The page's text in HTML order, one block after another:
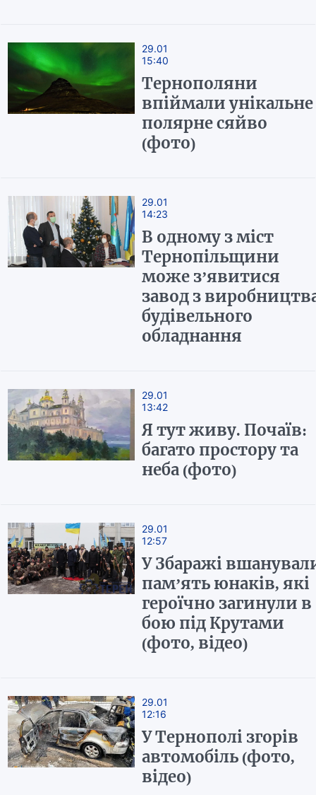
29.01
15:40
Тернополяни
впіймали унікальне
полярне сяйво
(фото)
29.01
14:23
В одному з міст
Тернопільщини
може з’явитися
завод з
будівельного
обладнання
29.01
13:42
Я тут живу. Почаїв:
багато простору та
неба (фото)
29.01
12:57
У Збаражі
пам’ять юнаків, які
героїчно загинули в
бою під Крутами
(фото, відео)
29.01
12:16
У Тернополі згорів
автомобіль (фото,
відео)